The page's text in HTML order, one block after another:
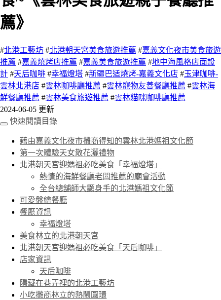
薦》
#北港工藝坊 #北港朝天宮美食旅遊推薦 #嘉義文化夜市美食旅遊
推薦 #嘉義燒烤店推薦 #嘉義美食旅遊推薦 #地中海風格店面設
計 #天后咖啡 #幸福燈塔 #新疆巴适燒烤-嘉義文化店 #玉津咖啡-
雲林北港店 #雲林咖啡廳推薦 #雲林寵物友善餐廳推薦 #雲林海
鮮餐廳推薦 #雲林美食旅遊推薦 #雲林貓咪咖啡廳推薦
2024-06-05 更新
快速閱讀目錄
藉由嘉義文化夜市攤商得知的雲林北港媽祖文化節
第一次體驗天女散花灑禮物
北港朝天宮迎媽祖必吃美食「幸福燈塔」
熱情的海鮮餐廳老闆推薦的廟會活動
全台總舖師大顯身手的北港媽祖文化節
可愛盤繪餐廳
餐廳資訊
幸福燈塔
美食林立的北港朝天宮
北港朝天宮迎媽祖必吃美食「天后咖啡」
店家資訊
天后咖啡
隱藏在巷弄裡的北港工藝坊
小吃攤商林立的熱鬧圓環